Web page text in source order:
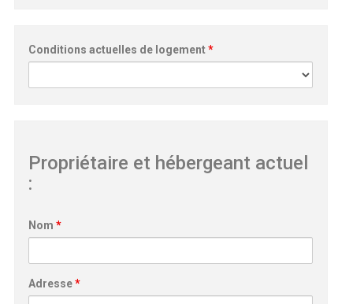
Conditions actuelles de logement*
Propriétaire et hébergeant actuel
:
Nom *
Adresse*